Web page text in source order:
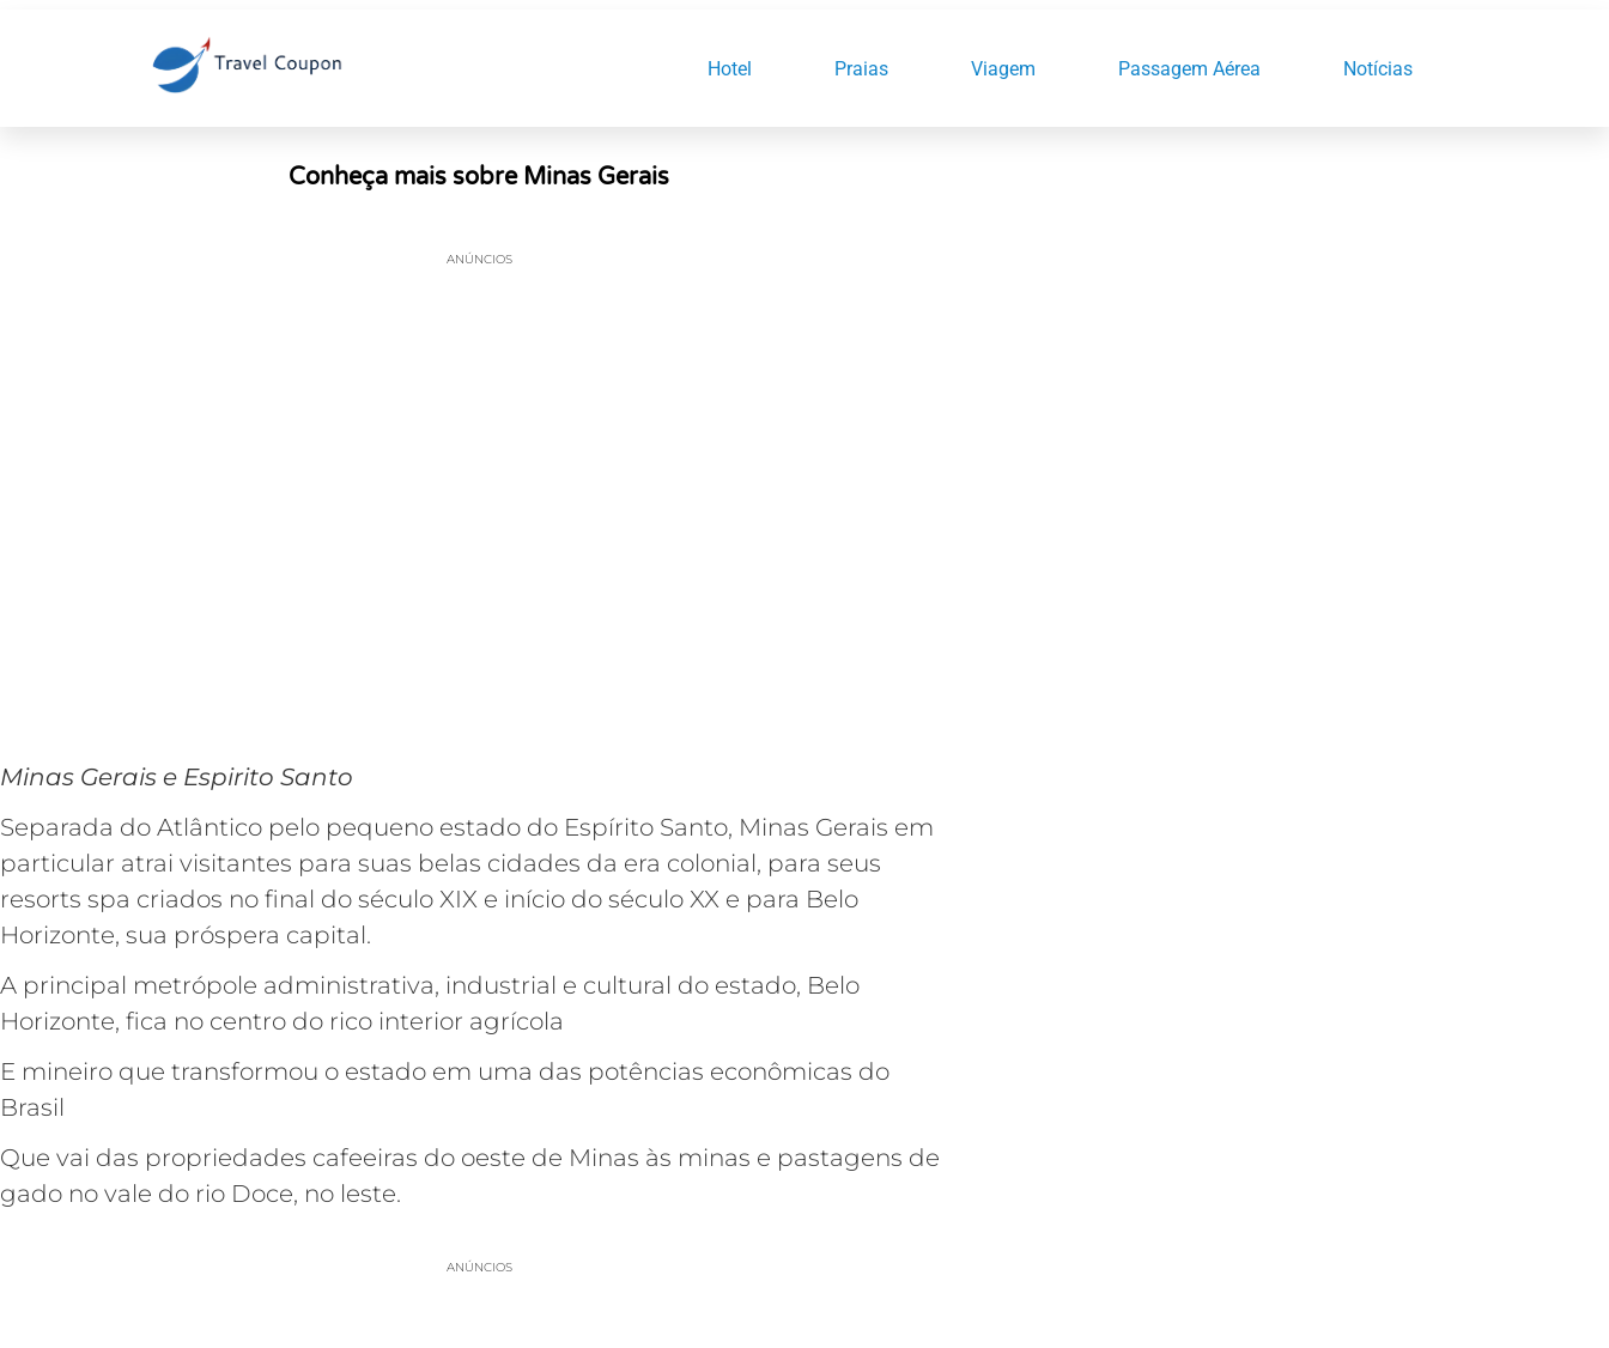
Hotel Praias Viagem Passagem Aérea Notícias
Conheça mais sobre Minas Gerais
ANÚNCIOS
Minas Gerais e Espirito Santo
Separada do Atlântico pelo pequeno estado do Espírito Santo, Minas Gerais em
particular atrai visitantes para suas belas cidades da era colonial, para seus
resorts spa criados no final do século XIX e início do século XX e para Belo
Horizonte, sua próspera capital.
A principal metrópole administrativa, industrial e cultural do estado, Belo
Horizonte, fica no centro do rico interior agrícola
E mineiro que transformou o estado em uma das potências econômicas do
Brasil
Que vai das propriedades cafeeiras do oeste de Minas às minas e pastagens de
gado no vale do rio Doce, no leste.
ANÚNCIOS